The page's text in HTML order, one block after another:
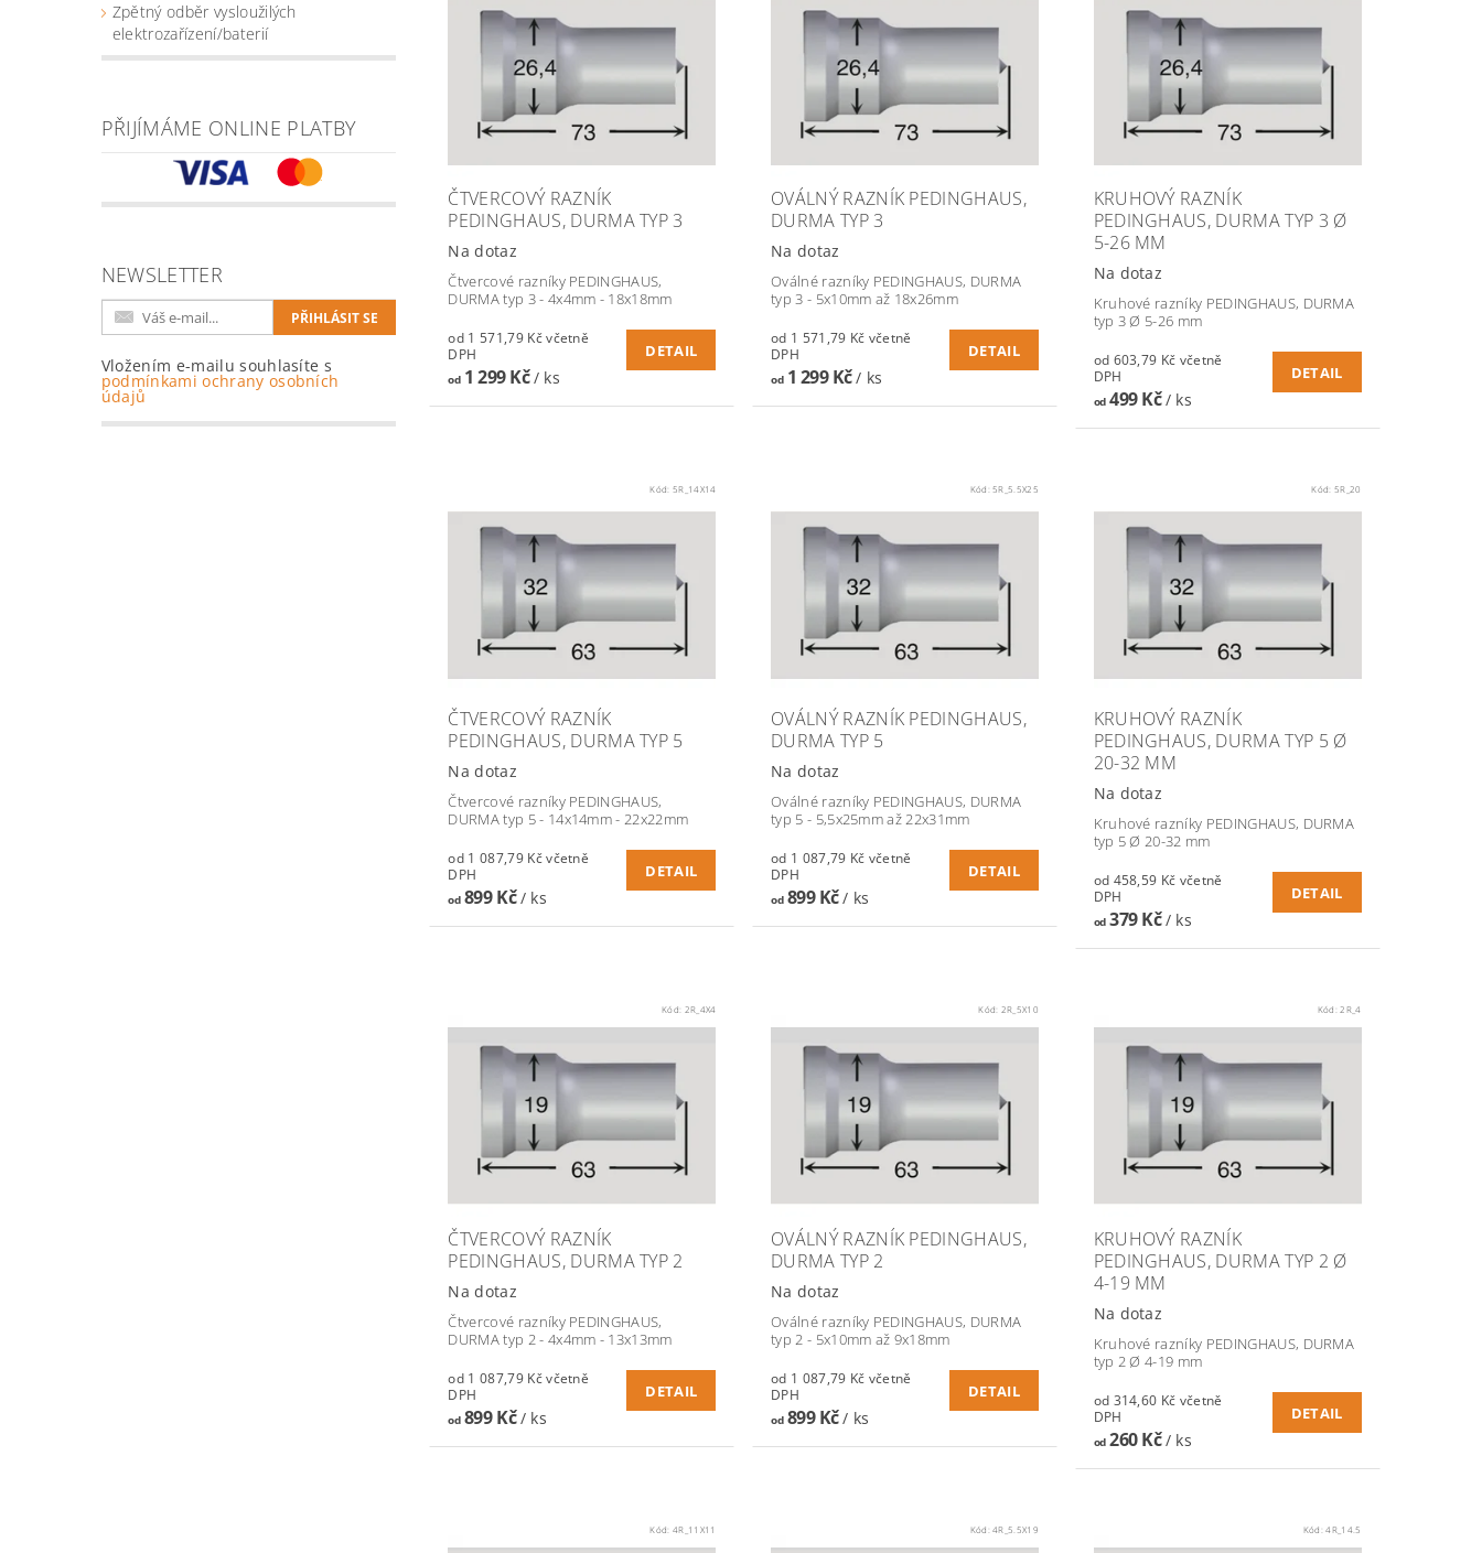
Zpětný odběr vysloužilých
elektrozařízení/baterií
PŘIJÍMÁME ONLINE PLATBY
NEWSLETTER
Vložením e-mailu souhlasíte s
podmínkami ochrany osobních
údajů
ČTVERCOVÝ RAZNÍK
PEDINGHAUS, DURMA TYP 3
Na dotaz
Čtvercové razníky PEDINGHAUS,
DURMA typ 3 - 4x4mm - 18x18mm
od 1 571,79 Kč včetně
DPH
od1 299 Kč/ ks
DETAIL
OVÁLNÝ RAZNÍK PEDINGHAUS,
DURMA TYP 3
Na dotaz
Oválné razníky PEDINGHAUS, DURMA
typ 3 - 5x10mm až 18x26mm
od 1 571,79 Kč včetně
DPH
od1 299 Kč/ ks
DETAIL
KRUHOVÝ RAZNÍK
PEDINGHAUS, DURMA TYP 3 Ø
5-26 MM
Na dotaz
Kruhové razníky PEDINGHAUS, DURMA
typ 3 Ø 5-26 mm
od 603,79 Kč včetně
DPH
od499 Kč/ ks
DETAIL
Kód: 5R_14X14
ČTVERCOVÝ RAZNÍK
PEDINGHAUS, DURMA TYP 5
Na dotaz
Čtvercové razníky PEDINGHAUS,
DURMA typ 5 - 14x14mm - 22x22mm
od 1 087,79 Kč včetně
DPH
od899 Kč/ ks
DETAIL
Kód:5R_5.5X25
OVÁLNÝ RAZNÍK PEDINGHAUS,
DURMA TYP 5
Na dotaz
Oválné razníky PEDINGHAUS, DURMA
typ 5 - 5,5x25mm až 22x31mm
od 1 087,79 Kč včetně
DPH
od899 Kč/ ks
DETAIL
Kód:5R_20
KRUHOVÝ RAZNÍK
PEDINGHAUS, DURMA TYP 5 Ø
20-32 MM
Na dotaz
Kruhové razníky PEDINGHAUS, DURMA
typ 5 Ø 20-32 mm
od 458,59 Kč včetně
DPH
od379 Kč/ ks
DETAIL
Kód: 2R_4X4
ČTVERCOVÝ RAZNÍK
PEDINGHAUS, DURMA TYP 2
Na dotaz
Čtvercové razníky PEDINGHAUS,
DURMA typ 2 - 4x4mm - 13x13mm
od 1 087,79 Kč včetně
DPH
od899 Kč/ ks
DETAIL
Kód: 2R_5X10
OVÁLNÝ RAZNÍK PEDINGHAUS,
DURMA TYP 2
Na dotaz
Oválné razníky PEDINGHAUS, DURMA
typ 2 - 5x10mm až 9x18mm
od 1 087,79 Kč včetně
DPH
od899 Kč/ ks
DETAIL
Kód:2R_4
KRUHOVÝ RAZNÍK
PEDINGHAUS, DURMA TYP 2 Ø
4-19 MM
Na dotaz
Kruhové razníky PEDINGHAUS, DURMA
typ 2 Ø 4-19 mm
od 314,60 Kč včetně
DPH
od260 Kč/ ks
DETAIL
Kód: 4R_11X11 Kód:4R_5.5X19 Kód:4R_14.5